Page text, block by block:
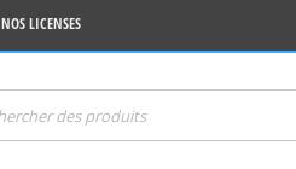
NOS LICENSES